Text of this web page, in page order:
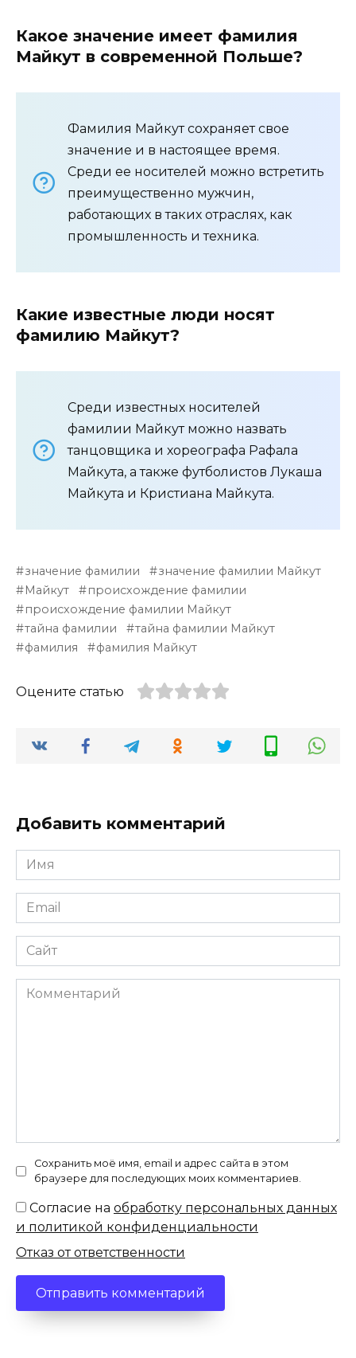
Какое значение имеет фамилия
Майкут в современной Польше?
Фамилия Майкут сохраняет свое
значение и в настоящее время.
Среди ее носителей можно встретить
преимущественно мужчин,
работающих в таких отраслях, как
промышленность и техника.
Какие известные люди носят
фамилию Майкут?
Среди известных носителей
фамилии Майкут можно назвать
танцовщика и хореографа Рафала
Майкута, а также футболистов Лукаша
Майкута и Кристиана Майкута.
значение фамилии
значение фамилии Майкут
Майкут
происхождение фамилии
происхождение фамилии Майкут
тайна фамилии
тайна фамилии Майкут
фамилия
фамилия Майкут
Оцените статью
Добавить комментарий
Имя
*
Email
*
Сайт
Комментарий
Сохранить моё имя, email и адрес сайта в этом
браузере для последующих моих комментариев.
Согласие на обработку персональных данных
и политикой конфиденциальности
Отказ от ответственности